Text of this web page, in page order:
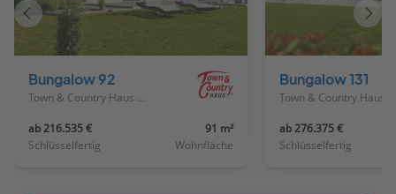
Bungalow 92
Town & Country Haus Deutschland
ab 216.535 €
Schlüsselfertig
91 m²
Wohnfläche
Bungalow 131
ab 276.375 €
Schlüsselfertig
Vorheriges
Haus